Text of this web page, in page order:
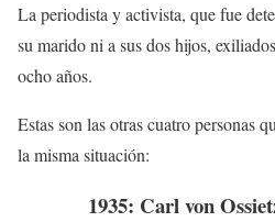
La periodista y activista, que fue
su marido ni a sus dos hijos,
ocho años.
Estas son las otras cuatro personas
la misma situación:
1935: Carl von